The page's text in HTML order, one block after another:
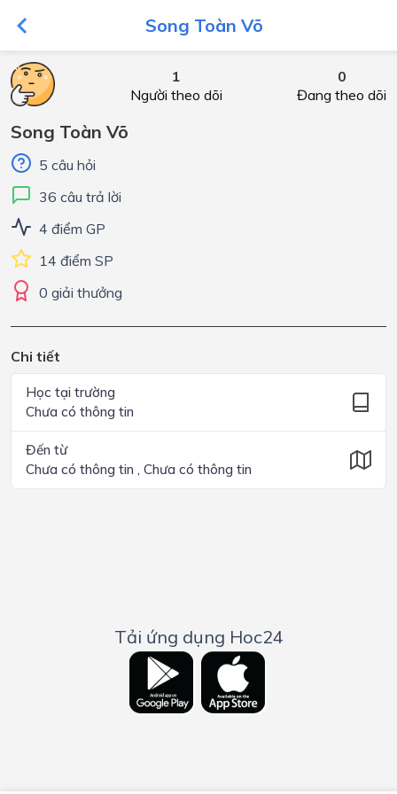
Song Toàn Võ
1
Người theo dõi
0
Đang theo dõi
Song Toàn Võ
5 câu hỏi
36 câu trả lời
4 điểm GP
14 điểm SP
0 giải thưởng
Chi tiết
Học tại trường
Chưa có thông tin
Đến từ
Chưa có thông tin , Chưa có thông tin
Tải ứng dụng Hoc24